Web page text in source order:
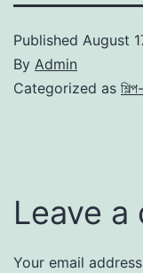
Published August
By Admin
Categorized as
Leave a
Your email